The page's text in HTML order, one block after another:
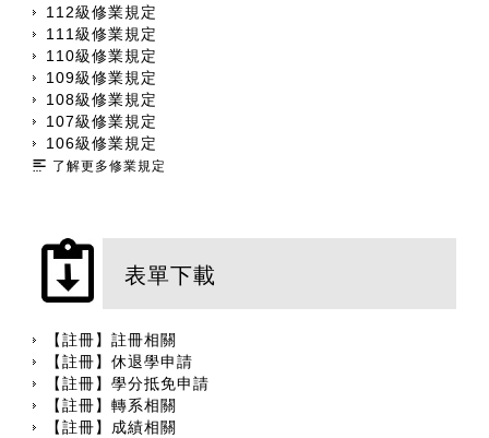
112級修業規定
111級修業規定
110級修業規定
109級修業規定
108級修業規定
107級修業規定
106級修業規定
了解更多修業規定
表單下載
【註冊】註冊相關
【註冊】休退學申請
【註冊】學分抵免申請
【註冊】轉系相關
【註冊】成績相關